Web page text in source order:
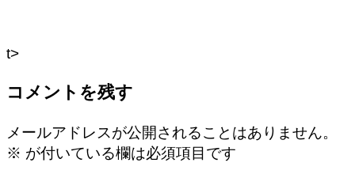
t>
コメントを残す
メールアドレスが公開されることはありません。
※ が付いている欄は必須項目です